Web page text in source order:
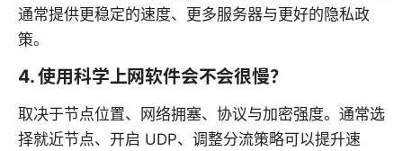
通常提供更稳定的速度、更多服务器与更好的隐私政
策。
4. 使用科学上网软件会不会很慢？
取决于节点位置、网络拥塞、协议与加密强度。通常选
择就近节点、开启 UDP、调整分流策略可以提升速